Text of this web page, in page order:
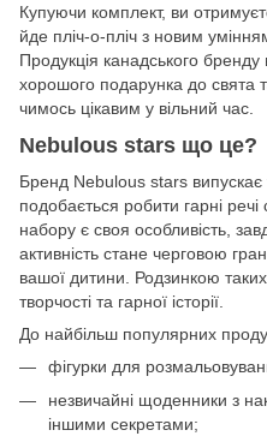
Купуючи комплект, ви
йде пліч-о-пліч з новим
Продукція канадського
хорошого подарунка до свята
чимось цікавим у вільний час.
Nebulous stars що це?
Бренд Nebulous stars випускає
подобається робити гарні
набору є своя особливість,
активність стане черговою
вашої дитини. Родзинкою
творчості та гарної історії.
До найбільш популярних
фігурки для
незвичайні щоденники з
іншими секретами;